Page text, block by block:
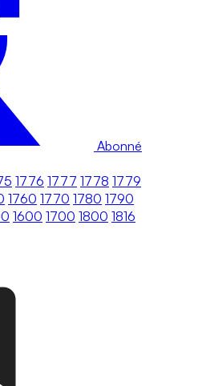
Abonné
1776 1777 1778 1779
1760 1770 1780 1790
1600 1700 1800 1816